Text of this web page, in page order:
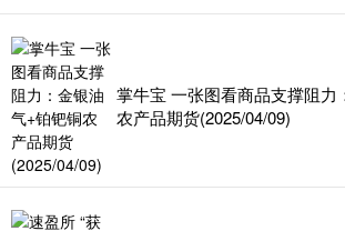
掌牛宝 一张图看商品支撑阻力
农产品期货(2025/04/09)